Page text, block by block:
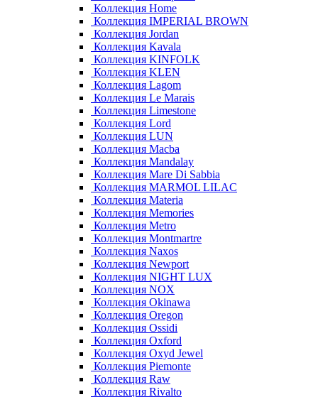
Коллекция Home
Коллекция IMPERIAL BROWN
Коллекция Jordan
Коллекция Kavala
Коллекция KINFOLK
Коллекция KLEN
Коллекция Lagom
Коллекция Le Marais
Коллекция Limestone
Коллекция Lord
Коллекция LUN
Коллекция Macba
Коллекция Mandalay
Коллекция Mare Di Sabbia
Коллекция MARMOL LILAC
Коллекция Materia
Коллекция Memories
Коллекция Metro
Коллекция Montmartre
Коллекция Naxos
Коллекция Newport
Коллекция NIGHT LUX
Коллекция NOX
Коллекция Okinawa
Коллекция Oregon
Коллекция Ossidi
Коллекция Oxford
Коллекция Oxyd Jewel
Коллекция Piemonte
Коллекция Raw
Коллекция Rivalto